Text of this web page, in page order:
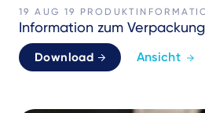
19 AUG 19
Information zum
Download Ansicht